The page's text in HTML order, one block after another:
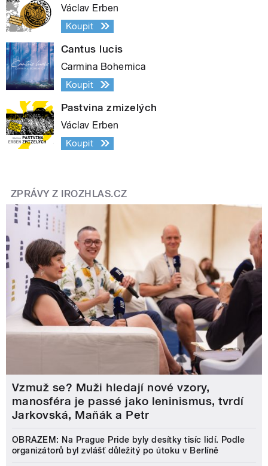
Václav Erben
Koupit
Cantus lucis
Carmina Bohemica
Koupit
Pastvina zmizelých
Václav Erben
Koupit
ZPRÁVY Z IROZHLAS.CZ
Vzmuž se? Muži hledají nové vzory,
manosféra je passé jako leninismus, tvrdí
Jarkovská, Maňák a Petr
OBRAZEM: Na Prague Pride byly desítky tisíc lidí. Podle
organizátorů byl zvlášť důležitý po útoku v Berlíně